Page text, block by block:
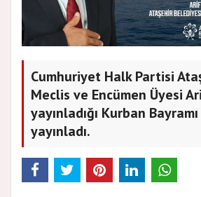
Cumhuriyet Halk Partisi
Meclis ve Encümen Üyesi
yayınladığı Kurban Bayramı
yayınladı.